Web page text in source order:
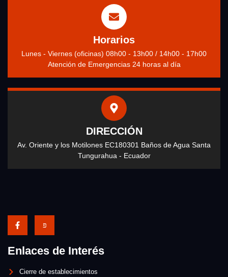
Horarios
Lunes - Viernes (oficinas) 08h00 - 13h00 / 14h00 - 17h00
Atención de Emergencias 24 horas al día
DIRECCIÓN
Av. Oriente y los Motilones EC180301 Baños de Agua Santa
Tungurahua - Ecuador
Enlaces de Interés
Cierre de establecimientos